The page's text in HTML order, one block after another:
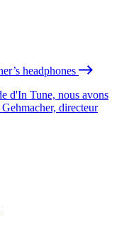
headphones
d'In Tune, nous avons
directeur